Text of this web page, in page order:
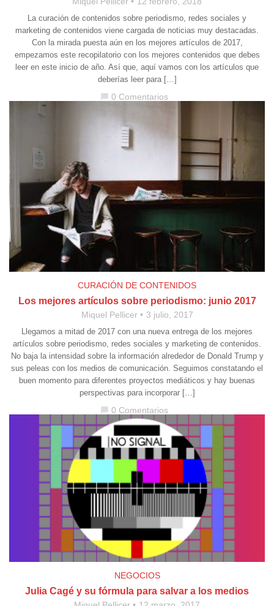
La curación de contenidos sobre periodismo, redes sociales y
marketing de contenidos viene cargada de noticias muy destacadas.
Con la mirada puesta aún en los mejores artículos de 2017,
empezamos este recopilatorio con los mejores contenidos que debes
leer en este inicio de año. Así que, aquí vamos con los artículos que
deberías leer para […]
chat_bubble 0 Comentarios
CURACIÓN DE CONTENIDOS
Los mejores artículos sobre periodismo: junio 2017
Miquel Pellicer 3 julio, 2017
Llegamos a mitad de 2017 con una nueva entrega de los mejores
artículos sobre periodismo, redes sociales y marketing de contenidos.
No baja la intensidad sobre la información alrededor de Donald Trump y
sus peleas con los medios de comunicación. Seguimos constatando el
buen momento para diferentes proyectos mediáticos y hay buenas
perspectivas para incorporar […]
chat_bubble 0 Comentarios
NEGOCIOS
Julia Cagé y su fórmula para salvar a los medios